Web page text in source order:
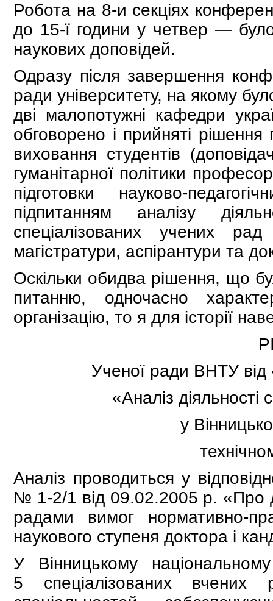
Робота на 8-и секціях
до 15-ї години у четвер —
наукових доповідей.
Одразу після завершення
ради університету, на якому
дві малопотужні кафедри
обговорено і прийняті
виховання студентів
гуманітарної політики
підготовки науково-
підпитанням аналізу
спеціалізованих учених
магістратури, аспірантури та
Оскільки обидва рішення, що
питанню, одночасно
організацію, то я для історії
Ученої ради ВНТУ від
«Аналіз діяльності
у
Аналіз проводиться у
№ 1-2/1 від 09.02.2005 р. «Про
радами вимог нормативно-
наукового ступеня доктора і
У Вінницькому національному
5 спеціалізованих